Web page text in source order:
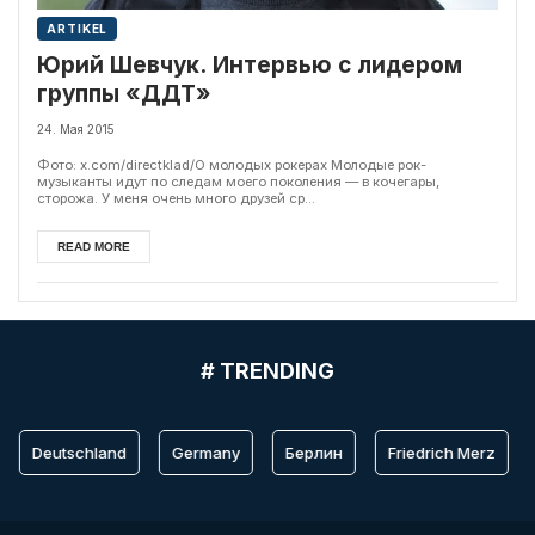
ARTIKEL
Юрий Шевчук. Интервью с лидером
группы «ДДТ»
24. Мая 2015
Фото: x.com/directklad/О молодых рокерах Молодые рок-
музыканты идут по следам моего поколения — в кочегары,
сторожа. У меня очень много друзей ср...
READ MORE
# TRENDING
Deutschland Germany Берлин Friedrich Merz